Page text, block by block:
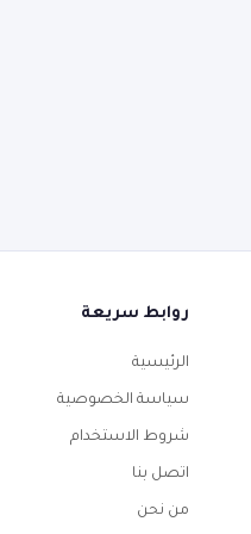
روابط سريعة
الرئيسية
سياسة الخصوصية
شروط الاستخدام
اتصل بنا
من نحن